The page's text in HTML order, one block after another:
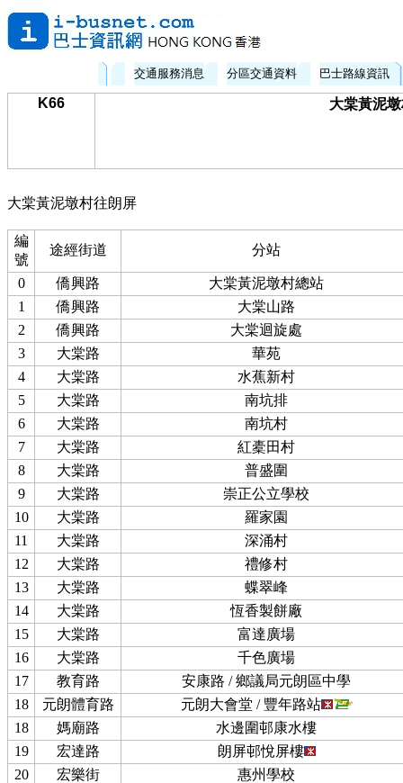
交通服務消息 分區交通資料 巴士路線資訊
K66 大棠黃泥
大棠黃泥墩村往朗屏
編
號
途經街道 分站
0 僑興路
大棠黃泥墩村總站
1
僑興路
大棠山路
2
僑興路
大棠迴旋處
3
大棠路
華苑
4
大棠路
水蕉新村
5
大棠路
南坑排
6
大棠路
南坑村
7
大棠路
紅橐田村
8
大棠路
普盛圍
9
大棠路
崇正公立學校
10
大棠路
羅家園
11
大棠路
深涌村
12
大棠路
禮修村
13
大棠路
蝶翠峰
14
大棠路
恆香製餅廠
15
大棠路
富達廣場
16
大棠路
千色廣場
17
教育路
安康路 / 鄉議局元朗區中學
18
元朗體育路
元朗大會堂 / 豐年路站
18
媽廟路
水邊圍邨康水樓
19
宏達路
朗屏邨悅屏樓
20
宏樂街
惠州學校